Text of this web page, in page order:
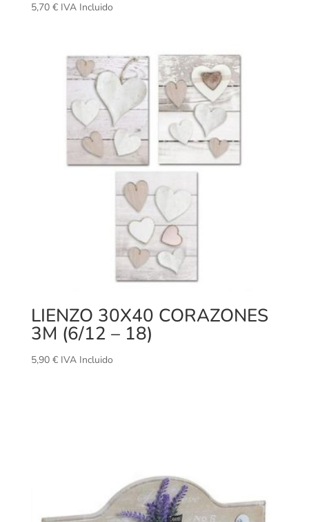
5,70 € IVA Incluido
LIENZO 30X40 CORAZONES
3M (6/12 – 18)
5,90 € IVA Incluido